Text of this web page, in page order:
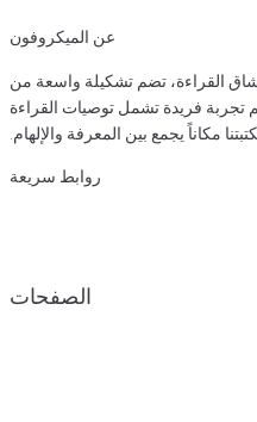
عن الميكروفون
تضم تشكيلة واسعة من
فريدة تشمل توصيات القراءة
مكاناً يجمع بين المعرفة والإلهام.
روابط سريعة
الصفحات